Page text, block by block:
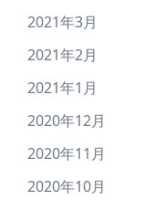
2021年3月
2021年2月
2021年1月
2020年12月
2020年11月
2020年10月